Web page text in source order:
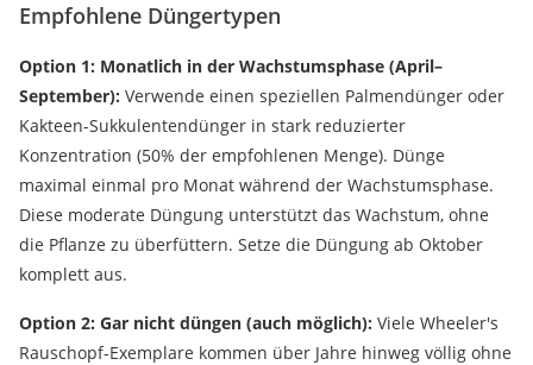
Empfohlene Düngertypen
Option 1: Monatlich in der Wachstumsphase (April–
September): Verwende einen speziellen Palmendünger oder
Kakteen-Sukkulentendünger in stark reduzierter
Konzentration (50% der empfohlenen Menge). Dünge
maximal einmal pro Monat während der Wachstumsphase.
Diese moderate Düngung unterstützt das Wachstum, ohne
die Pflanze zu überfüttern. Setze die Düngung ab Oktober
komplett aus.
Option 2: Gar nicht düngen (auch möglich): Viele Wheeler's
Rauschopf-Exemplare kommen über Jahre hinweg völlig ohne